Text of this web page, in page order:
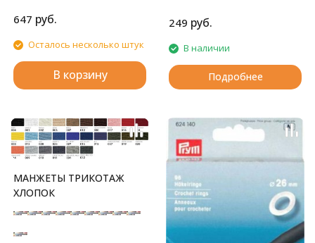
Идеально подходит для
подшива и обвяза одежды,
штор и одеял. Широкое
отверстие легко скользит по
нескольким слоям сложенной
ткани, а плоское основание
удерживает их в нужном
читаемая маркировка –
метрическая и имперская
система мер –выгравирована
на нержавеющей стали,
длительного использования.
647 руб.
Осталось несколько штук
В корзину
249 руб.
В наличии
Подробнее
МАНЖЕТЫ ТРИКОТАЖ
ХЛОПОК